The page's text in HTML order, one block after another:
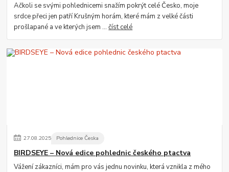
Ačkoli se svými pohlednicemi snažím pokrýt celé Česko, moje
srdce přeci jen patří Krušným horám, které mám z velké části
prošlapané a ve kterých jsem ...číst celé
27.08.2025 Pohlednice Česka
BIRDSEYE – Nová edice pohlednic českého ptactva
Vážení zákazníci, mám pro vás jednu novinku, která vznikla z mého